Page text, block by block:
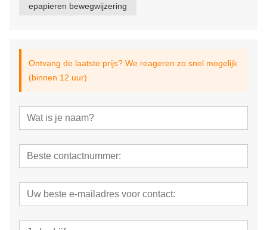
epapieren bewegwijzering
Ontvang de laatste prijs? We reageren zo snel mogelijk
(binnen 12 uur)